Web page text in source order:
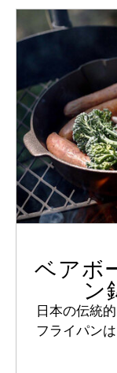
ベアボ
ン
日本の伝統
フライパン